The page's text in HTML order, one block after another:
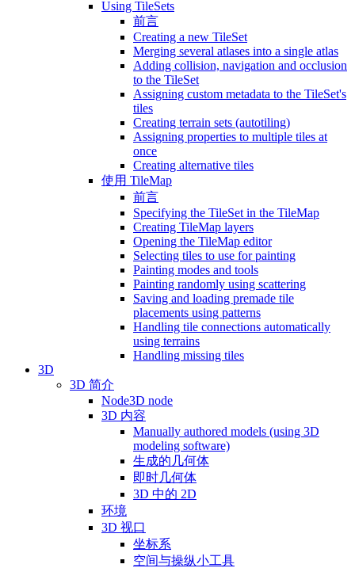
Using TileSets
前言
Creating a new TileSet
Merging several atlases into a single atlas
Adding collision, navigation and occlusion
to the TileSet
Assigning custom metadata to the TileSet's
tiles
Creating terrain sets (autotiling)
Assigning properties to multiple tiles at
once
Creating alternative tiles
使用 TileMap
前言
Specifying the TileSet in the TileMap
Creating TileMap layers
Opening the TileMap editor
Selecting tiles to use for painting
Painting modes and tools
Painting randomly using scattering
Saving and loading premade tile
placements using patterns
Handling tile connections automatically
using terrains
Handling missing tiles
3D
3D 简介
Node3D node
3D 内容
Manually authored models (using 3D
modeling software)
生成的几何体
即时几何体
3D 中的 2D
环境
3D 视口
坐标系
空间与操纵小工具